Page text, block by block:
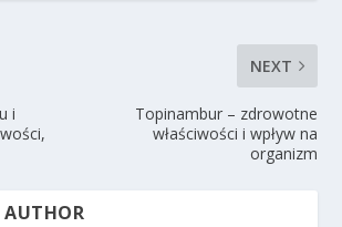
i
NEXT
Topinambur – zdrowotne
właściwości i wpływ na
organizm